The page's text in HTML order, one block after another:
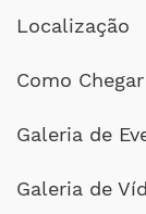
Localização
Como Chegar
Galeria de
Galeria de